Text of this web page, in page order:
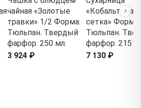
чайная «Золотые
травки» 1/2 Форма:
Тюльпан. Твердый
фарфор. 250 мл.
3 924 ₽
«Кобальтовая
сетка» Форма:
Тюльпан.
фарфор. 215
7 130 ₽